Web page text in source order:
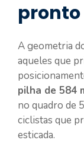
A geometria
aqueles que
pilha de 584
no quadro de
ciclistas que
esticada.